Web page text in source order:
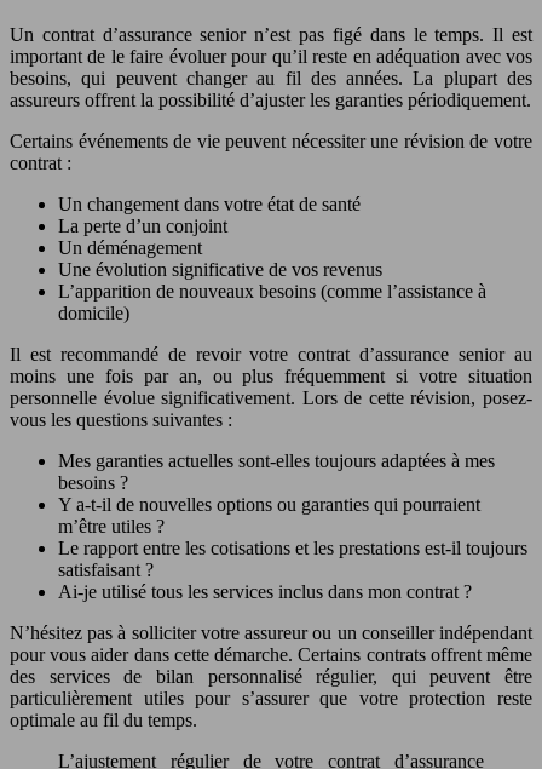
Un contrat d’assurance senior n’est pas figé dans le temps. Il est
important de le faire évoluer pour qu’il reste en adéquation avec vos
besoins, qui peuvent changer au fil des années. La plupart des
assureurs offrent la possibilité d’ajuster les garanties périodiquement.
Certains événements de vie peuvent nécessiter une révision de votre
contrat :
Un changement dans votre état de santé
La perte d’un conjoint
Un déménagement
Une évolution significative de vos revenus
L’apparition de nouveaux besoins (comme l’assistance à
domicile)
Il est recommandé de revoir votre contrat d’assurance senior au
moins une fois par an, ou plus fréquemment si votre situation
personnelle évolue significativement. Lors de cette révision, posez-
vous les questions suivantes :
Mes garanties actuelles sont-elles toujours adaptées à mes
besoins ?
Y a-t-il de nouvelles options ou garanties qui pourraient
m’être utiles ?
Le rapport entre les cotisations et les prestations est-il toujours
satisfaisant ?
Ai-je utilisé tous les services inclus dans mon contrat ?
N’hésitez pas à solliciter votre assureur ou un conseiller indépendant
pour vous aider dans cette démarche. Certains contrats offrent même
des services de bilan personnalisé régulier, qui peuvent être
particulièrement utiles pour s’assurer que votre protection reste
optimale au fil du temps.
L’ajustement régulier de votre contrat d’assurance